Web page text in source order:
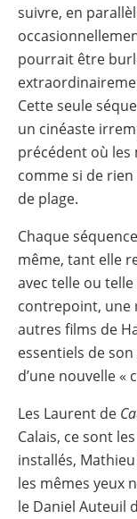
suivre, en
pourrait être
Cette seule
un cinéaste
précédent où les
comme si de rien
de plage.
Chaque
même, tant elle
avec telle ou
contrepoint, une
autres films de
essentiels de
d’une nouvelle «
Les Laurent de
Calais, ce sont
installés,
les mêmes yeux
le Daniel Auteuil